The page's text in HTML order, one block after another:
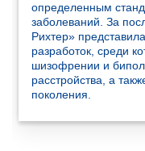
определенным
заболеваний. За
Рихтер»
разработок, среди
шизофрении и
расстройства, а
поколения.